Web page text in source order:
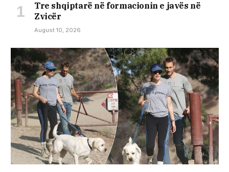
Tre shqiptarë në formacionin e javës në
Zvicër
August 10, 2026